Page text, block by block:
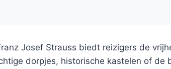
Josef Strauss biedt reizigers de
dorpjes, historische kastelen of